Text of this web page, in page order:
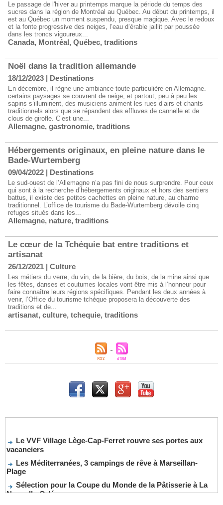
Le passage de l'hiver au printemps marque la période du temps des
sucres dans la région de Montréal au Québec. Au début du printemps, il
est au Québec un moment suspendu, presque magique. Avec le redoux
et la fonte progressive des neiges, l’eau d’érable jaillit par poussée
dans les troncs vigoureux...
Canada, Montréal, Québec, traditions
Noël dans la tradition allemande
18/12/2023 | Destinations
En décembre, il règne une ambiance toute particulière en Allemagne.
certains paysages se couvrent de neige, et partout, peu à peu les
sapins s’illuminent, des musiciens animent les rues d’airs et chants
traditionnels alors que se répandent des effluves de cannelle et de
clous de girofle. C’est une...
Allemagne, gastronomie, traditions
Hébergements originaux, en pleine nature dans le
Bade-Wurtemberg
09/04/2022 | Destinations
Le sud-ouest de l’Allemagne n’a pas fini de nous surprendre. Pour ceux
qui sont à la recherche d’hébergements originaux et hors des sentiers
battus, il existe des petites cachettes en pleine nature, au charme
traditionnel. L’office de tourisme du Bade-Wurtemberg dévoile cinq
refuges situés dans les...
Allemagne, nature, traditions
Le cœur de la Tchéquie bat entre traditions et
artisanat
26/12/2021 | Culture
Les métiers du verre, du vin, de la bière, du bois, de la mine ainsi que
les fêtes, danses et coutumes locales vont être mis à l’honneur pour
faire connaître leurs régions spécifiques. Pendant les deux années à
venir, l’Office du tourisme tchèque proposera la découverte des
traditions et de...
artisanat, culture, tchequie, traditions
Le VVF Village Lège-Cap-Ferret rouvre ses portes aux
vacanciers
Les Méditerranées, 3 campings de rêve à Marseillan-
Plage
Sélection pour la Coupe du Monde de la Pâtisserie à La
Nouvelle-Orléans